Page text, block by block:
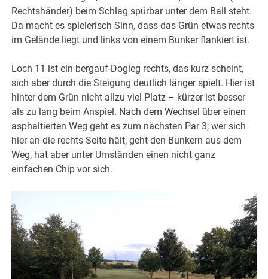
Rechtshänder) beim Schlag spürbar unter dem Ball steht.
Da macht es spielerisch Sinn, dass das Grün etwas rechts
im Gelände liegt und links von einem Bunker flankiert ist.
Loch 11 ist ein bergauf-Dogleg rechts, das kurz scheint,
sich aber durch die Steigung deutlich länger spielt. Hier ist
hinter dem Grün nicht allzu viel Platz – kürzer ist besser
als zu lang beim Anspiel. Nach dem Wechsel über einen
asphaltierten Weg geht es zum nächsten Par 3; wer sich
hier an die rechts Seite hält, geht den Bunkern aus dem
Weg, hat aber unter Umständen einen nicht ganz
einfachen Chip vor sich.